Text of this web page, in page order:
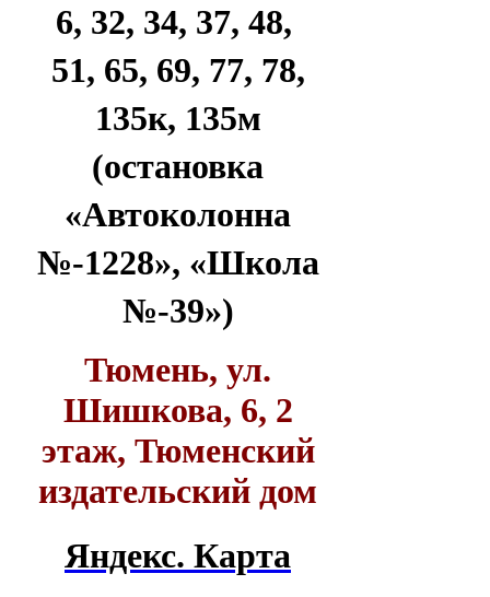
6, 32, 34, 37, 48,
51, 65, 69, 77, 78,
135к, 135м
(остановка
«Автоколонна
№-1228», «Школа
№-39»)
Тюмень, ул.
Шишкова, 6, 2
этаж, Тюменский
издательский дом
Яндекс. Карта